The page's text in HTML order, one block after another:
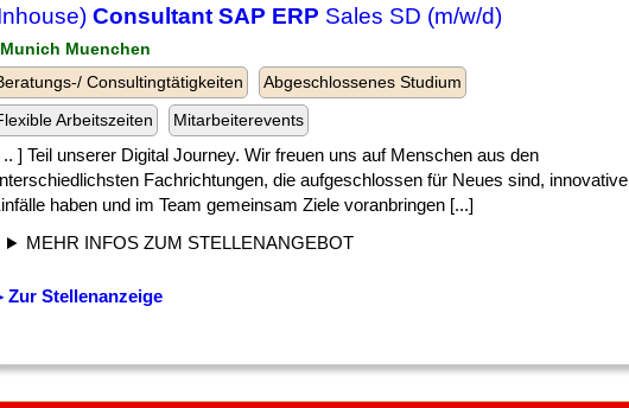
Consultant SAP ERP Sales SD (m/w/d)
Munich Muenchen
Consultingtätigkeiten
Abgeschlossenes Studium
Arbeitszeiten
Mitarbeiterevents
.. ] Teil unserer Digital Journey. Wir freuen uns auf Menschen aus den
Fachrichtungen, die aufgeschlossen für Neues sind, innovative
haben und im Team gemeinsam Ziele voranbringen [...]
MEHR INFOS ZUM STELLENANGEBOT
Zur Stellenanzeige